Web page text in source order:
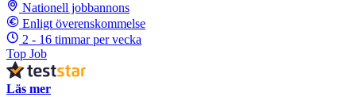
Nationell jobbannons
Enligt överenskommelse
2 - 16 timmar per vecka
Top Job
Läs mer